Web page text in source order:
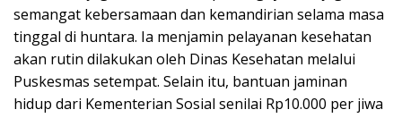
semangat kebersamaan dan kemandirian selama masa
tinggal di huntara. Ia menjamin pelayanan kesehatan
akan rutin dilakukan oleh Dinas Kesehatan melalui
Puskesmas setempat. Selain itu, bantuan jaminan
hidup dari Kementerian Sosial senilai Rp10.000 per jiwa